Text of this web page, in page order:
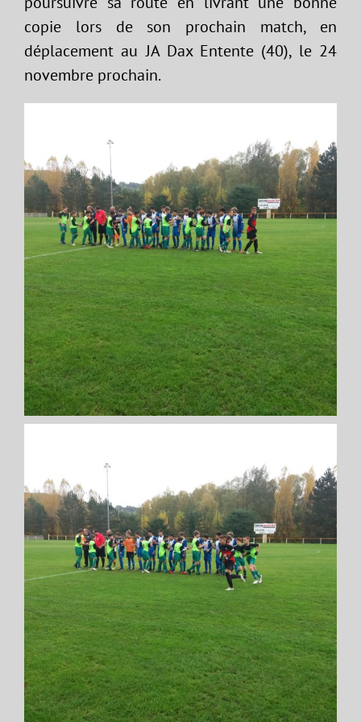
copie lors de son prochain match, en
déplacement au JA Dax Entente (40), le 24
novembre prochain.